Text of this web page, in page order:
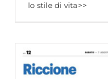
lo stile di vita>>